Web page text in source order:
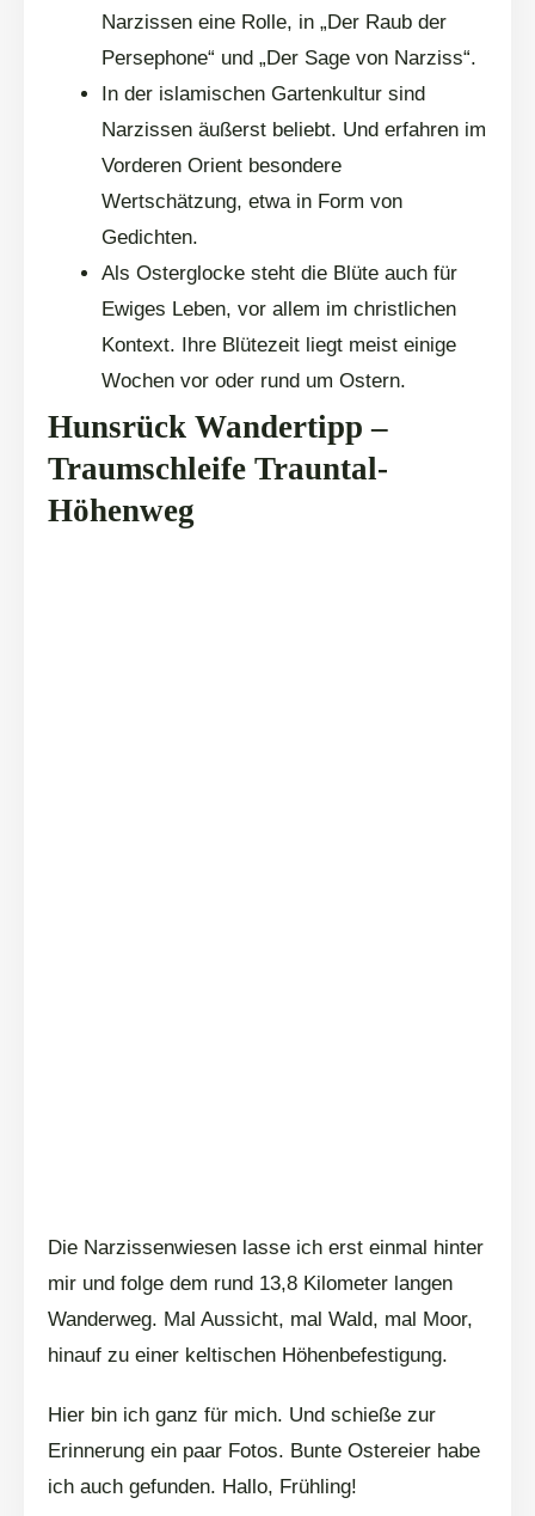
Narzissen eine Rolle, in „Der Raub der
Persephone“ und „Der Sage von Narziss“.
In der islamischen Gartenkultur sind
Narzissen äußerst beliebt. Und erfahren im
Vorderen Orient besondere
Wertschätzung, etwa in Form von
Gedichten.
Als Osterglocke steht die Blüte auch für
Ewiges Leben, vor allem im christlichen
Kontext. Ihre Blütezeit liegt meist einige
Wochen vor oder rund um Ostern.
Hunsrück Wandertipp –
Traumschleife Trauntal-
Höhenweg
Die Narzissenwiesen lasse ich erst einmal hinter
mir und folge dem rund 13,8 Kilometer langen
Wanderweg. Mal Aussicht, mal Wald, mal Moor,
hinauf zu einer keltischen Höhenbefestigung.
Hier bin ich ganz für mich. Und schieße zur
Erinnerung ein paar Fotos. Bunte Ostereier habe
ich auch gefunden. Hallo, Frühling!